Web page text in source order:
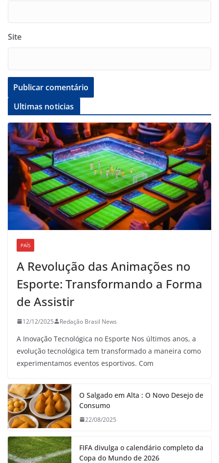
Site
Ultimas noticias
PAÍS
A Revolução das Animações no
Esporte: Transformando a Forma
de Assistir
12/12/2025 Redação Brasil News
A Inovação Tecnológica no Esporte Nos últimos anos, a
evolução tecnológica tem transformado a maneira como
experimentamos eventos esportivos. Com
O Salgado em Alta : O Novo Desejo de
Consumo
22/08/2025
FIFA divulga o calendário completo da
Copa do Mundo de 2026